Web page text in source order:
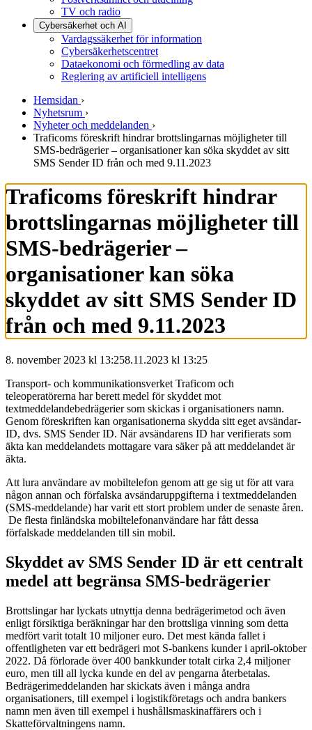
TV och radio
Cybersäkerhet och AI
Vardagssäkerhet för information
Cybersäkerhetscentret
Dataekonomi och förmedling av data
Reglering av artificiell intelligens
Hemsidan ›
Nyhetsrum ›
Nyheter och meddelanden ›
Traficoms föreskrift hindrar brottslingarnas möjligheter till
SMS-bedrägerier – organisationer kan söka skyddet av sitt
SMS Sender ID från och med 9.11.2023
Traficoms föreskrift hindrar
brottslingarnas möjligheter till
SMS-bedrägerier –
organisationer kan söka
skyddet av sitt SMS Sender ID
från och med 9.11.2023
8. november 2023 kl 13:258.11.2023 kl 13:25
Transport- och kommunikationsverket Traficom och
teleoperatörerna har berett medel för skyddet mot
textmeddelandebedrägerier som skickas i organisationers namn.
Genom föreskriften kan organisationerna skydda sitt eget avsändar-
ID, dvs. SMS Sender ID. När avsändarens ID har verifierats som
äkta kan meddelandets mottagare vara säker på att meddelandet är
äkta.
Att lura användare av mobiltelefon genom att ge sig ut för att vara
någon annan och förfalska avsändaruppgifterna i textmeddelanden
(SMS-meddelande) har varit ett stort problem under de senaste åren.
De flesta finländska mobiltelefonanvändare har fått dessa
förfalskade meddelanden till sin mobil.
Skyddet av SMS Sender ID är ett centralt
medel att begränsa SMS-bedrägerier
Brottslingar har lyckats utnyttja denna bedrägerimetod och även
enligt försiktiga beräkningar har den brottsliga vinning som detta
medfört varit totalt 10 miljoner euro. Det mest kända fallet i
offentligheten var ett bedrägeri mot S-bankens kunder i april-oktober
2022. Då förlorade över 400 bankkunder totalt cirka 2,4 miljoner
euro, men till all lycka kunde en del av pengarna återbetalas.
Bedrägerimeddelanden har skickats även i många andra
organisationers, till exempel i logistikföretags och andra bankers
namn men även till exempel i hushållsmaskinaffärers och i
Skatteförvaltningens namn.